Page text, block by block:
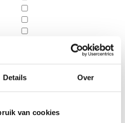
Details Over
van cookies